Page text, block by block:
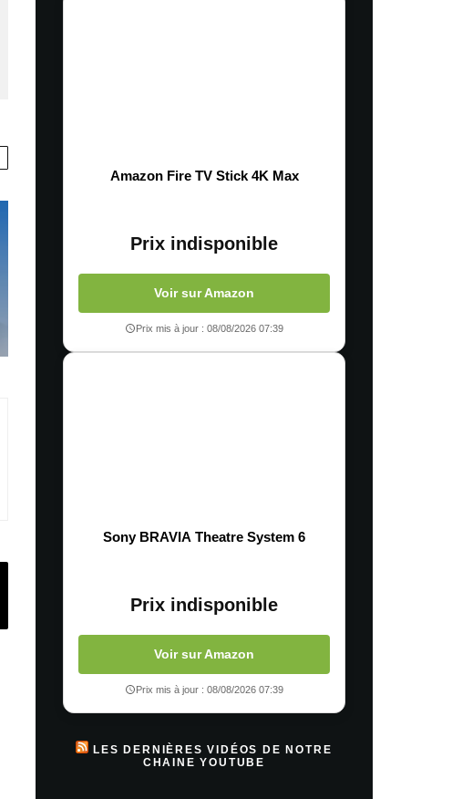
Amazon Fire TV Stick 4K Max
Prix indisponible
Voir sur Amazon
Prix mis à jour : 08/08/2026 07:39
Sony BRAVIA Theatre System 6
Prix indisponible
Voir sur Amazon
Prix mis à jour : 08/08/2026 07:39
LES DERNIÈRES VIDÉOS DE NOTRE
CHAINE YOUTUBE